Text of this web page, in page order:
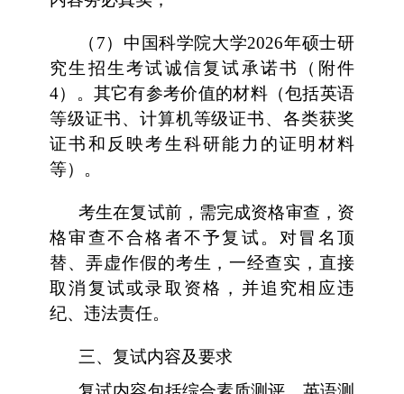
（7）中国科学院大学2026年硕士研
究生招生考试诚信复试承诺书（附件
4）。其它有参考价值的材料（包括英语
等级证书、计算机等级证书、各类获奖
证书和反映考生科研能力的证明材料
等）。
考生在复试前，需完成资格审查，资
格审查不合格者不予复试。对冒名顶
替、弄虚作假的考生，一经查实，直接
取消复试或录取资格，并追究相应违
纪、违法责任。
三、复试内容及要求